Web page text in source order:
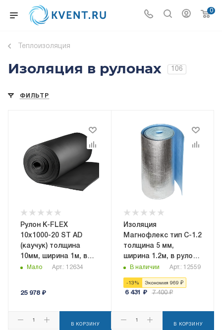
0
Теплоизоляция
Изоляция в рулонах 106
ФИЛЬТР
Рулон K-FLEX
10x1000-20 ST AD
(каучук) толщина
10мм, ширина 1м, в
рулоне 20кв.м,
Мало Арт.: 12634
25 978₽
В КОРЗИНУ
Изоляция
Магнофлекс тип C-1.2
толщина 5 мм,
ширина 1.2м, в рулоне
36 кв.м,
самоклеящаяся
В наличии Арт.: 12559
-13 % Экономия 969 ₽
6 431 ₽ 7 400₽
В КОРЗИНУ